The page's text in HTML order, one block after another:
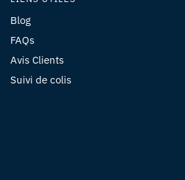
Blog
FAQs
Avis Clients
Suivi de colis